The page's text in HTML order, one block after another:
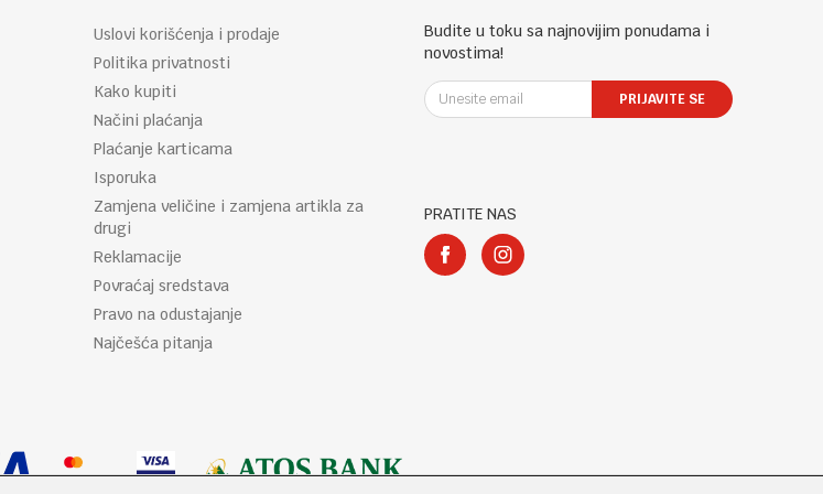
Uslovi korišćenja i prodaje
Politika privatnosti
Kako kupiti
Načini plaćanja
Plaćanje karticama
Isporuka
Zamjena veličine i zamjena artikla za
drugi
Reklamacije
Povraćaj sredstava
Pravo na odustajanje
Najčešća pitanja
Budite u toku sa najnovijim ponudama i
novostima!
PRIJAVITE SE
PRATITE NAS